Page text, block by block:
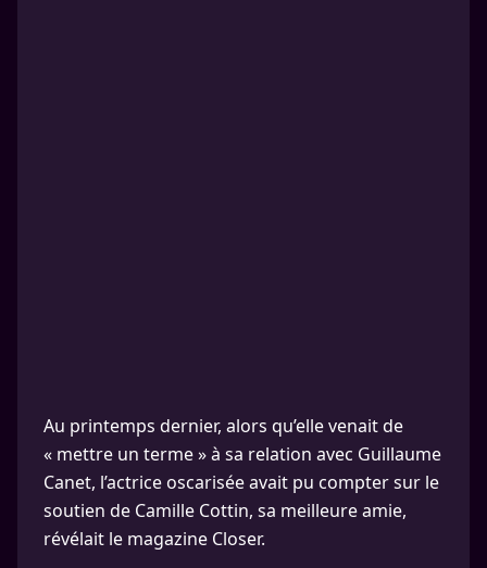
Au printemps dernier, alors qu’elle venait de
« mettre un terme » à sa relation avec Guillaume
Canet, l’actrice oscarisée avait pu compter sur le
soutien de Camille Cottin, sa meilleure amie,
révélait le magazine Closer.